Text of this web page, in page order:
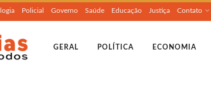
Policial Governo Saúde Educação Justiça Contato
GERAL POLÍTICA ECONOMIA